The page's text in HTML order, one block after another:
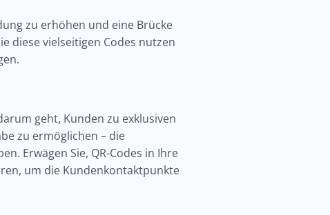
zu erhöhen und eine Brücke
diese vielseitigen Codes nutzen
geht, Kunden zu exklusiven
zu ermöglichen – die
Erwägen Sie, QR-Codes in Ihre
um die Kundenkontaktpunkte